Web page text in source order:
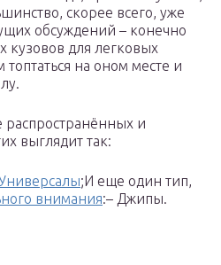
скорее всего, уже
обсуждений – конечно
кузовов для легковых
на оном месте и
распространённых и
выглядит так:
;И еще один тип,
внимания:– Джипы.